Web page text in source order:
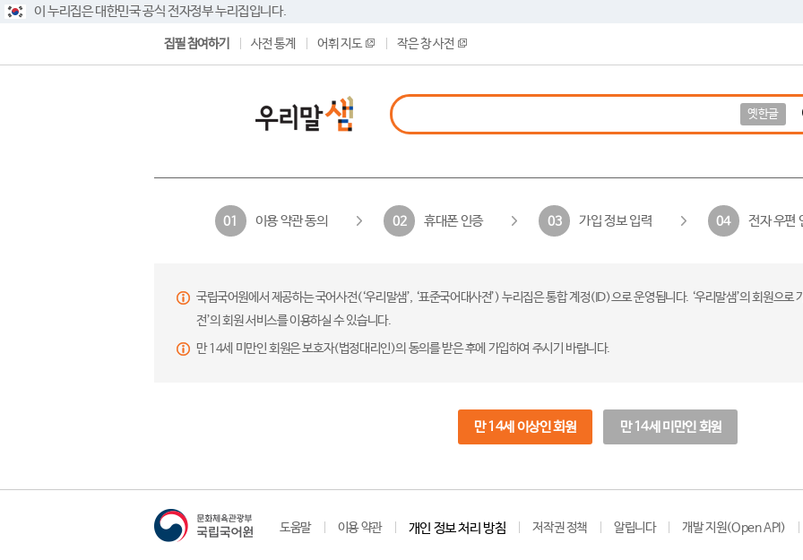
이 누리집은 대한민국 공식 전자정부 누리집입니다.
집필 참여하기 사전 통계 어휘 지도 작은 창 사전
옛한글
01 이용 약관 동의 02 휴대폰 인증 03 가입 정보 입력 04 전자 우편
국립국어원에서 제공하는 국어사전(‘우리말샘’, ‘표준국어대사전’) 누리집은 통합 계정(ID)으로 운영됩니다. ‘우리말샘’의 회원으
전’의 회원 서비스를 이용하실 수 있습니다.
만 14세 미만인 회원은 보호자(법정대리인)의 동의를 받은 후에 가입하여 주시기 바랍니다.
만 14세 이상인 회원 만 14세 미만인 회원
도움말 이용 약관 개인 정보 처리 방침 저작권 정책 알립니다 개발 지원(Open API)